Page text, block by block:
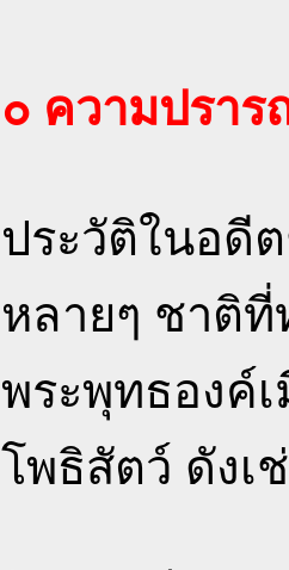
๐ ความปราร
ประวัติในอดี
หลายๆ ชาติที่
พระพุทธองค์
โพธิสัตว์ ดังเ